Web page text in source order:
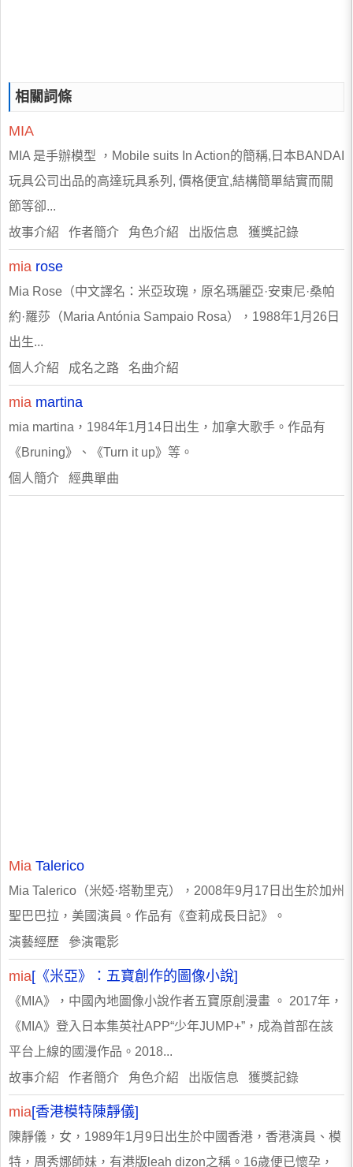
相關詞條
MIA
MIA 是手辦模型 ，Mobile suits In Action的簡稱,日本BANDAI
玩具公司出品的高達玩具系列, 價格便宜,結構簡單結實而關
節等卻...
故事介紹 作者簡介 角色介紹 出版信息 獲獎記錄
mia rose
Mia Rose（中文譯名：米亞玫瑰，原名瑪麗亞·安東尼·桑帕
約·羅莎（Maria Antónia Sampaio Rosa），1988年1月26日
出生...
個人介紹 成名之路 名曲介紹
mia martina
mia martina，1984年1月14日出生，加拿大歌手。作品有
《Bruning》、《Turn it up》等。
個人簡介 經典單曲
Mia Talerico
Mia Talerico（米婭·塔勒里克），2008年9月17日出生於加州
聖巴巴拉，美國演員。作品有《查莉成長日記》。
演藝經歷 參演電影
mia[《米亞》：五寶創作的圖像小說]
《MIA》，中國內地圖像小說作者五寶原創漫畫 。 2017年，
《MIA》登入日本集英社APP“少年JUMP+”，成為首部在該
平台上線的國漫作品。2018...
故事介紹 作者簡介 角色介紹 出版信息 獲獎記錄
mia[香港模特陳靜儀]
陳靜儀，女，1989年1月9日出生於中國香港，香港演員、模
特，周秀娜師妹，有港版leah dizon之稱。16歲便已懷孕，